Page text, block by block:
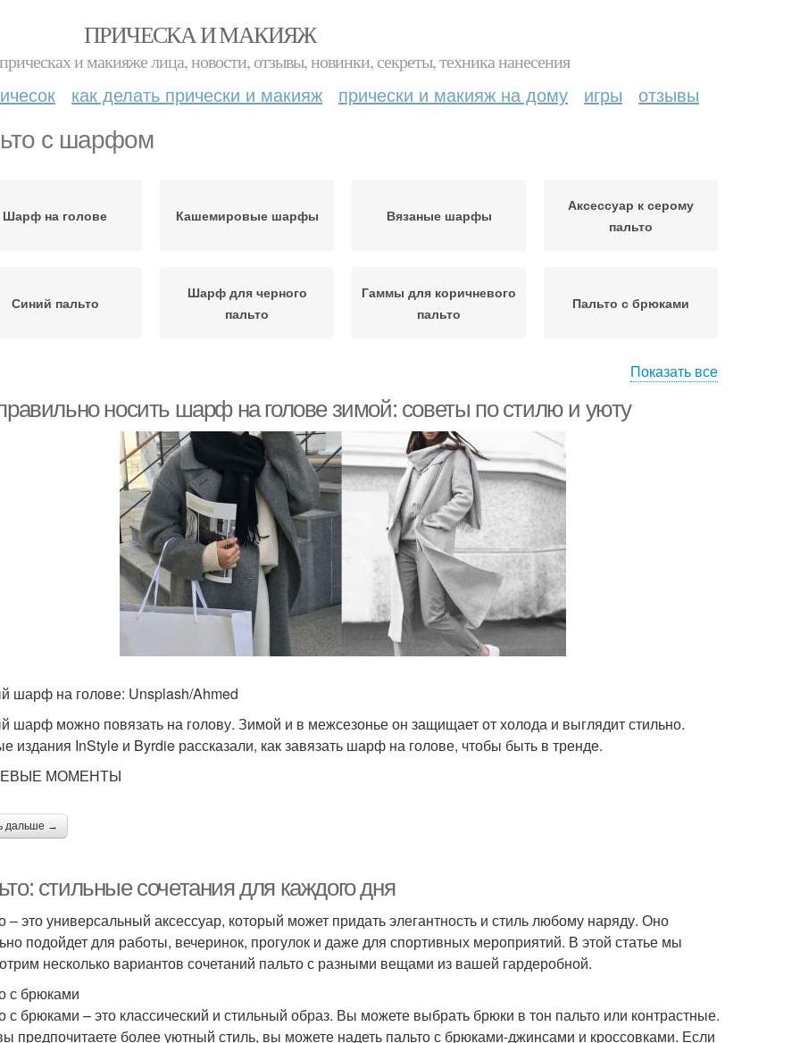
ПРИЧЕСКА И МАКИЯЖ
и макияже лица, новости, отзывы, новинки, секреты, техника нанесения
как делать прически и макияж прически и макияж на дому игры отзывы
с шарфом
Шарф на голове Кашемировые шарфы Вязаные шарфы
Аксессуар к серому
пальто
Синий пальто
Шарф для черного
пальто
Гаммы для коричневого
пальто
Пальто с брюками
Показать все
носить шарф на голове зимой: советы по стилю и уюту
шарф на голове: Unsplash/Ahmed
шарф можно повязать на голову. Зимой и в межсезонье он защищает от холода и выглядит стильно.
издания InStyle и Byrdie рассказали, как завязать шарф на голове, чтобы быть в тренде.
МОМЕНТЫ
дальше →
стильные сочетания для каждого дня
– это универсальный аксессуар, который может придать элегантность и стиль любому наряду. Оно
подойдет для работы, вечеринок, прогулок и даже для спортивных мероприятий. В этой статье мы
несколько вариантов сочетаний пальто с разными вещами из вашей гардеробной.
с брюками
с брюками – это классический и стильный образ. Вы можете выбрать брюки в тон пальто или контрастные.
предпочитаете более уютный стиль, вы можете надеть пальто с брюками-джинсами и кроссовками. Если